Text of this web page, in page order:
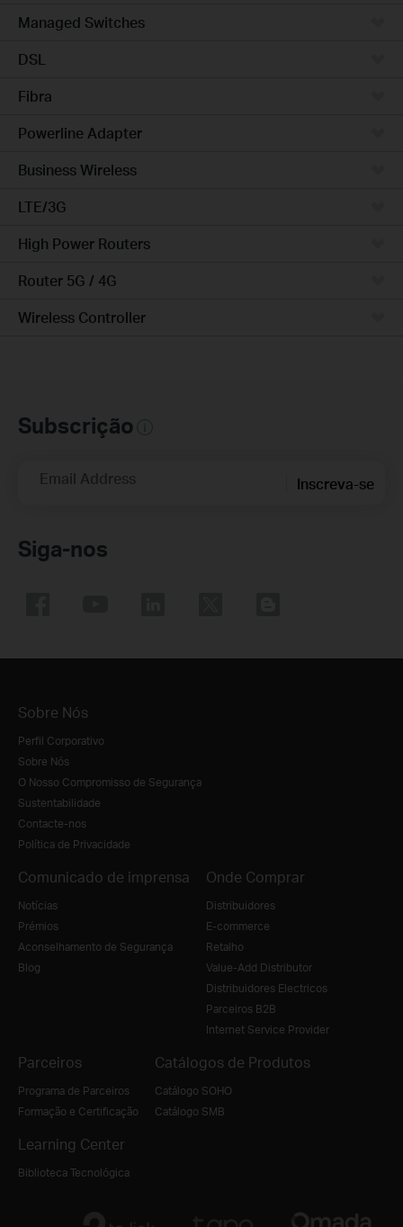
Managed Switches
DSL
Fibra
Powerline Adapter
Business Wireless
LTE/3G
High Power Routers
Router 5G / 4G
Wireless Controller
Subscrição
Email Address Inscreva-se
Siga-nos
Sobre Nós
Perfil Corporativo
Sobre Nós
O Nosso Compromisso de Segurança
Sustentabilidade
Contacte-nos
Política de Privacidade
Comunicado de imprensa
Notícias
Prémios
Aconselhamento de Segurança
Blog
Onde Comprar
Distribuidores
E-commerce
Retalho
Value-Add Distributor
Distribuidores Electricos
Parceiros B2B
Internet Service Provider
Parceiros
Programa de Parceiros
Formação e Certificação
Catálogos de Produtos
Catálogo SOHO
Catálogo SMB
Learning Center
Biblioteca Tecnológica